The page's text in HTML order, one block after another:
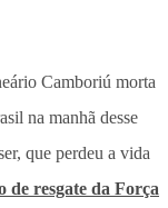
Camboriú morta
na manhã desse
que perdeu a vida
de resgate da Força